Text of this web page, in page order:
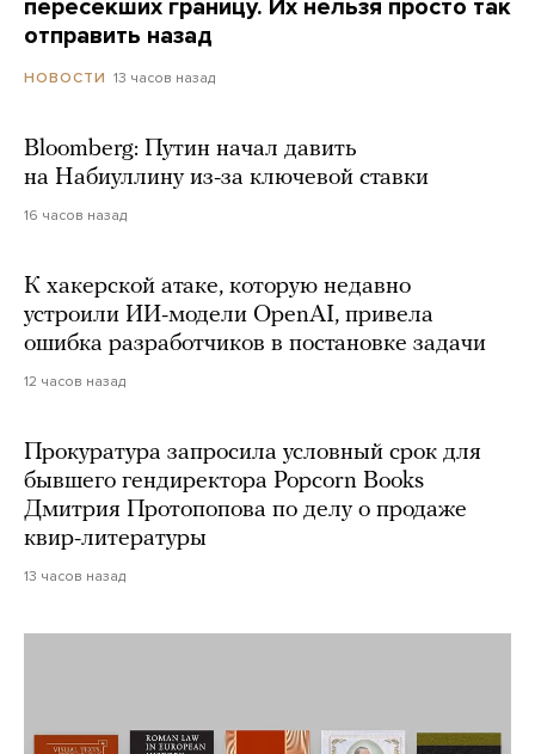
пересекших границу. Их нельзя просто так
отправить назад
НОВОСТИ 13 часов назад
Bloomberg: Путин начал давить
на Набиуллину из-за ключевой ставки
16 часов назад
К хакерской атаке, которую недавно
устроили ИИ-модели OpenAI, привела
ошибка разработчиков в постановке задачи
12 часов назад
Прокуратура запросила условный срок для
бывшего гендиректора Popcorn Books
Дмитрия Протопопова по делу о продаже
квир-литературы
13 часов назад